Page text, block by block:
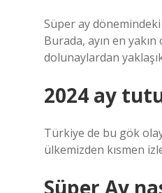
Süper ay
Burada, ayın en
dolunaylardan
2024 ay
Türkiye de bu gök
ülkemizden kısmen
Süper Ay